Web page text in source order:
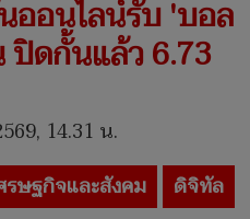
ออนไลน์รับ 'บอล
ปิดกั้นแล้ว 6.73
14.31 น.
รษฐกิจและสังคม
ดิจิทัล